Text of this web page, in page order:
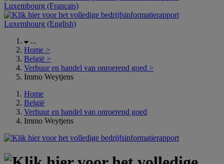
Luxembourg (Français)
Luxembourg (English)
...
Home >
België >
Verhuur en handel van onroerend goed >
Immo Weytjens
Home
België
Verhuur en handel van onroerend goed
Immo Weytjens